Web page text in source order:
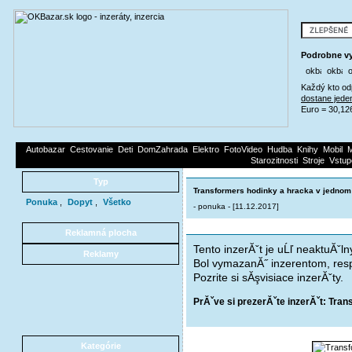
Podrobne
Každý kto
dostane
Euro =
Autobazar Cestovanie Deti DomZahrada Elektro FotoVideo Hudba Knihy Mobil
Starozitnosti Stroje
Typ
Ponuka Dopyt Všetko
Reklamná plocha
Reklamy
Kategórie
Transformers hodinky a hracka v
- ponuka - [11.12.2017]
Tento inzerĂˇt je uĹľ
Bol vymazanĂ˝ inzerentom,
Pozrite si sĂşvisiace inzerĂˇty.
PrĂˇve si prezerĂˇte inzerĂˇt: